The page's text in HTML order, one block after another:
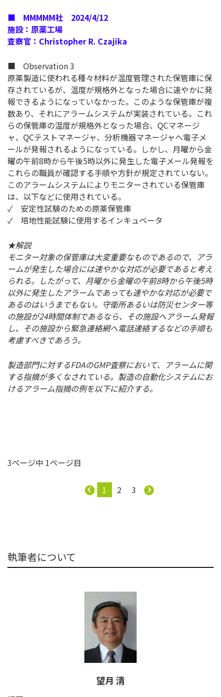
■ MMMMM社 2024/4/12
施設：原薬工場
査察官：Christopher R. Czajika
■ Observation 3
原薬製造に使われる種々材料が温度管理された保管庫に保
存されているが、温度が規格外となった場合に速やかに発
報できるようになっていなかった。このような保管庫が複
数あり、それにアラームシステムが実装されている。これ
らの保管庫の温度が規格外となった場合、QCマネージ
ャ、QCテストマネージャ、分析機器マネージャへ電子メ
ールが発報されるようになっている。しかし、月曜から金
曜の午前8時から午後5時以外に発生した電子メール発報を
これらの職員が確認する手順や方針が規定されていない。
このアラームシステムによりモニターされている保管庫
は、以下などに使用されている。
✓ 安定性試験のための原薬保管庫
✓ 培地性能試験に使用するインキュベータ
★解説
モニター対象の保管庫は大変重要なものであるので、アラ
ームが発生した場合には速やかな対応が必要であると考え
られる。したがって、月曜から金曜の午前8時から午後5時
以外に発生したアラームであっても速やかな対応が必要で
あるのはいうまでもない。守衛所あるいは防災センター等
の施設が24時間体制であるなら、その施設へアラーム発報
し、その施設から緊急連絡網へ電話連絡するなどの手順も
考慮すべきであろう。
製造部門に対するFDAのGMP査察において、アラームに関
する指摘が多くなされている。製造の自動化システムにお
けるアラーム指摘の例を以下に紹介する。
3ページ中 1ページ目
1 2 3
執筆者について
望月 清